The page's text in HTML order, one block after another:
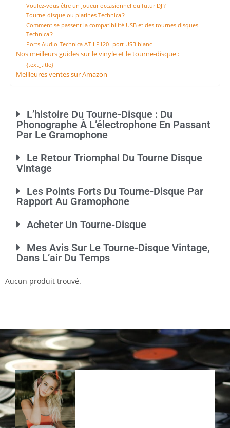
Voulez-vous être un Joueur occasionnel ou futur DJ ?
Tourne-disque ou platines Technica ?
Comment se passent la compatibilité USB et des tournes disques
Technica ?
Ports Audio-Technica AT-LP120- port USB blanc
Nos meilleurs guides sur le vinyle et le tourne-disque :
{text_title}
Meilleures ventes sur Amazon
L’histoire Du Tourne-Disque : Du
Phonographe À L’électrophone En Passant
Par Le Gramophone
Le Retour Triomphal Du Tourne Disque
Vintage
Les Points Forts Du Tourne-Disque Par
Rapport Au Gramophone
Acheter Un Tourne-Disque
Mes Avis Sur Le Tourne-Disque Vintage,
Dans L’air Du Temps
Aucun produit trouvé.